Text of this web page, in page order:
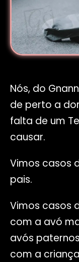
Nós, do
de perto a
falta de um
causar.
Vimos casos
pais.
Vimos casos
com a avó
avós
com a